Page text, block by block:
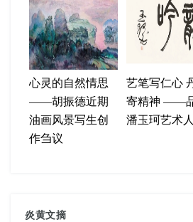
心灵的自然情思
——胡振德近期
油画风景写生创
作刍议
艺笔写仁心
寄精神 ——
潘玉珂艺术
炎黄文摘